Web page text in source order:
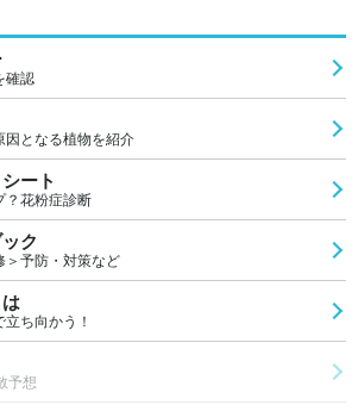
確認
因となる植物を紹介
ート
？花粉症診断
ク
＞予防・対策など
ち向かう！
予想